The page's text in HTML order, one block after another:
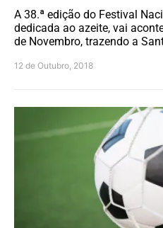
A 38.ª edição do Festival
dedicada ao azeite, vai
de Novembro, trazendo a
12 de Outubro, 2018